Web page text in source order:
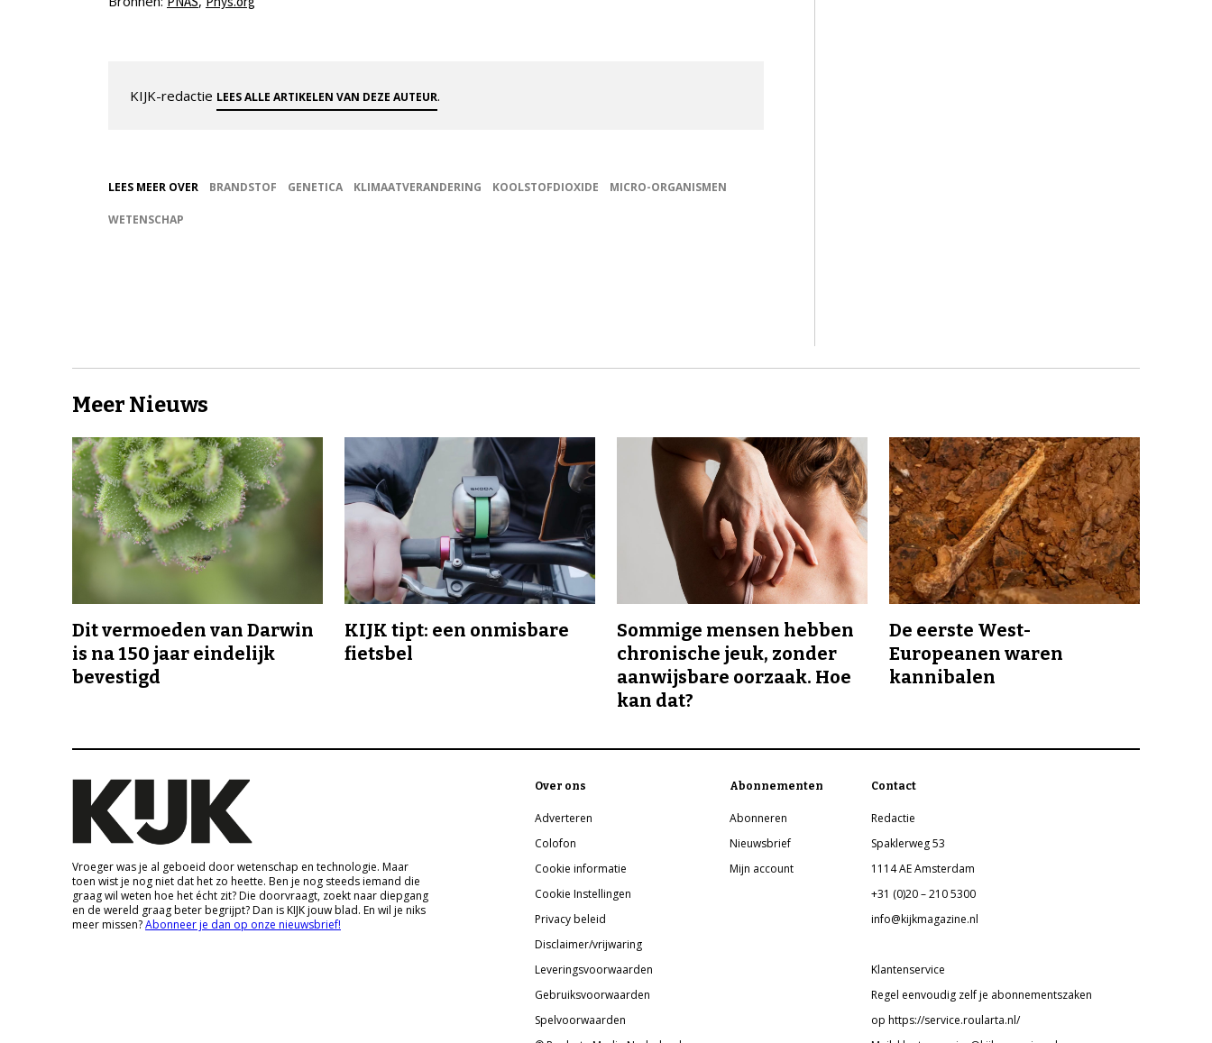
KIJK-redactie LEES ALLE ARTIKELEN VAN DEZE AUTEUR.
LEES MEER OVER BRANDSTOF GENETICA KLIMAATVERANDERING KOOLSTOFDIOXIDE MICRO-ORGANISMEN
WETENSCHAP
Meer Nieuws
Dit vermoeden van Darwin
is na 150 jaar eindelijk
bevestigd
KIJK tipt: een onmisbare
fietsbel
Sommige mensen hebben
chronische jeuk, zonder
aanwijsbare oorzaak. Hoe
kan dat?
De eerste West-
Europeanen waren
kannibalen
Vroeger was je al geboeid door wetenschap en technologie. Maar
toen wist je nog niet dat het zo heette. Ben je nog steeds iemand die
graag wil weten hoe het écht zit? Die doorvraagt, zoekt naar diepgang
en de wereld graag beter begrijpt? Dan is KIJK jouw blad. En wil je niks
meer missen?Abonneer je dan op onze nieuwsbrief!
Over ons
Adverteren
Colofon
Cookie informatie
Cookie Instellingen
Privacy beleid
Disclaimer/vrijwaring
Leveringsvoorwaarden
Gebruiksvoorwaarden
Spelvoorwaarden
Abonnementen
Abonneren
Nieuwsbrief
Mijn account
Contact
Redactie
Spaklerweg 53
1114 AE Amsterdam
+31 (0)20 – 210 5300
info@kijkmagazine.nl
Klantenservice
Regel eenvoudig zelf je abonnementszaken
op https://service.roularta.nl/